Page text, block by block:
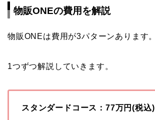
物販ONEの費用を解説
物販ONEは費用が3パターンあります。
1つずつ解説していきます。
スタンダードコース：77万円(税込)